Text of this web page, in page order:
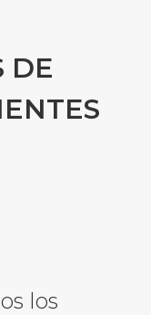
DE
los